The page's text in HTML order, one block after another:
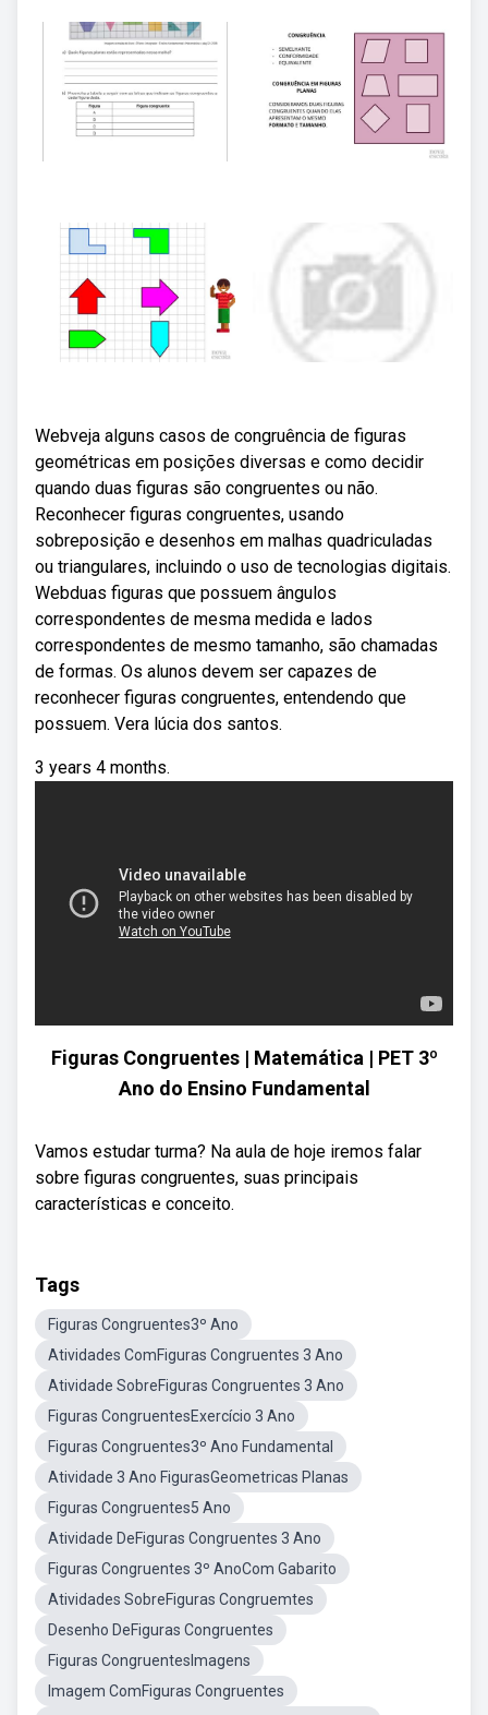
Webveja alguns casos de congruência de figuras
geométricas em posições diversas e como decidir
quando duas figuras são congruentes ou não.
Reconhecer figuras congruentes, usando
sobreposição e desenhos em malhas quadriculadas
ou triangulares, incluindo o uso de tecnologias digitais.
Webduas figuras que possuem ângulos
correspondentes de mesma medida e lados
correspondentes de mesmo tamanho, são chamadas
de formas. Os alunos devem ser capazes de
reconhecer figuras congruentes, entendendo que
possuem. Vera lúcia dos santos.
3 years 4 months.
Figuras Congruentes | Matemática | PET 3º
Ano do Ensino Fundamental
Vamos estudar turma? Na aula de hoje iremos falar
sobre figuras congruentes, suas principais
características e conceito.
Tags
Figuras Congruentes3º Ano
Atividades ComFiguras Congruentes 3 Ano
Atividade SobreFiguras Congruentes 3 Ano
Figuras CongruentesExercício 3 Ano
Figuras Congruentes3º Ano Fundamental
Atividade 3 Ano FigurasGeometricas Planas
Figuras Congruentes5 Ano
Atividade DeFiguras Congruentes 3 Ano
Figuras Congruentes 3º AnoCom Gabarito
Atividades SobreFiguras Congruemtes
Desenho DeFiguras Congruentes
Figuras CongruentesImagens
Imagem ComFiguras Congruentes